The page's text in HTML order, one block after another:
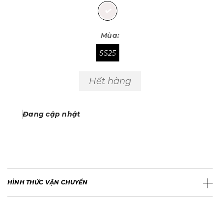
Mùa:
SS25
Hết hàng
Đang cập nhật
HÌNH THỨC VẬN CHUYỂN